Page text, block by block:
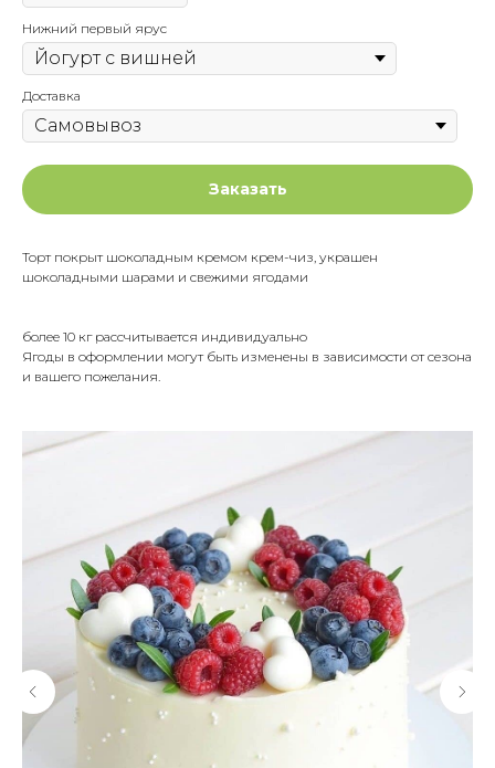
Нижний первый ярус
Доставка
Заказать
Торт покрыт шоколадным кремом крем-чиз, украшен
шоколадными шарами и свежими ягодами
более 10 кг рассчитывается индивидуально
Ягоды в оформлении могут быть изменены в зависимости от сезона
и вашего пожелания.